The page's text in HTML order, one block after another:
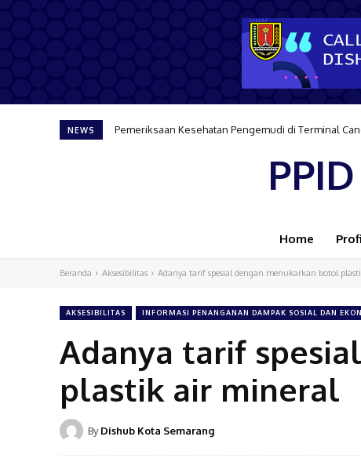
NEWS Pemeriksaan Kesehatan Pengemudi di Terminal
Home
Beranda Aksesibilitas Adanya tarif spesial dengan menukarkan botol
AKSESIBILITAS INFORMASI PENANGANAN DAMPAK SOSIAL DAN
Adanya tarif
plastik air mineral
By Dishub Kota Semarang